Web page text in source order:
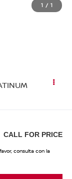
1 / 1
CALL FOR PRICE
consulta con la